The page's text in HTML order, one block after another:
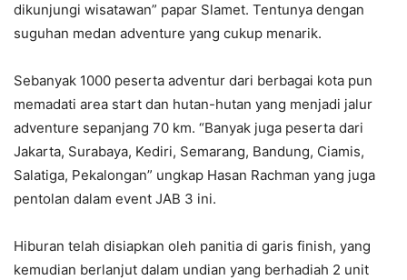
dikunjungi wisatawan” papar Slamet. Tentunya dengan
suguhan medan adventure yang cukup menarik.
Sebanyak 1000 peserta adventur dari berbagai kota pun
memadati area start dan hutan-hutan yang menjadi jalur
adventure sepanjang 70 km. “Banyak juga peserta dari
Jakarta, Surabaya, Kediri, Semarang, Bandung, Ciamis,
Salatiga, Pekalongan” ungkap Hasan Rachman yang juga
pentolan dalam event JAB 3 ini.
Hiburan telah disiapkan oleh panitia di garis finish, yang
kemudian berlanjut dalam undian yang berhadiah 2 unit